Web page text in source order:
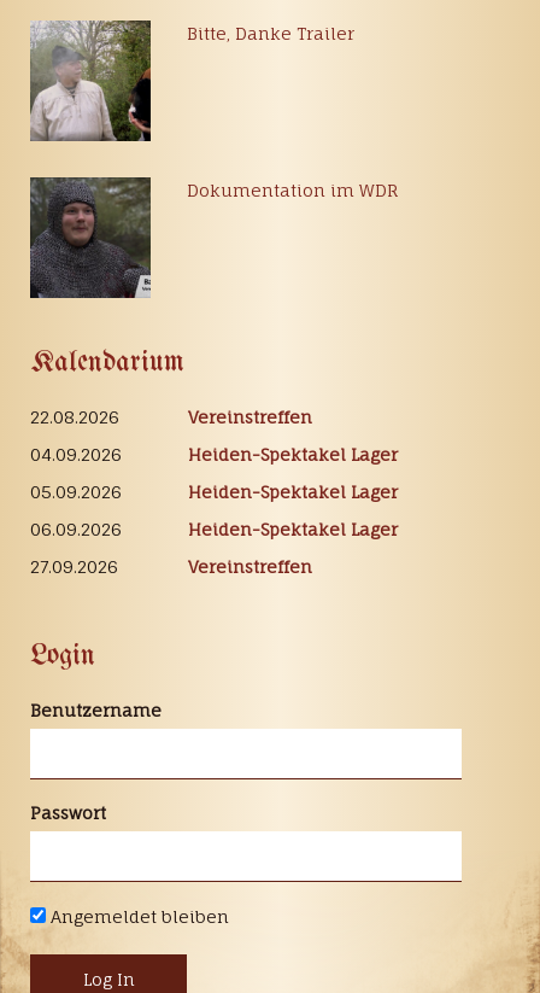
Bitte, Danke Trailer
Dokumentation im WDR
Kalendarium
22.08.2026
Vereinstreffen
04.09.2026
Heiden-Spektakel Lager
05.09.2026
Heiden-Spektakel Lager
06.09.2026
Heiden-Spektakel Lager
27.09.2026
Vereinstreffen
Login
Benutzername
Passwort
Angemeldet bleiben